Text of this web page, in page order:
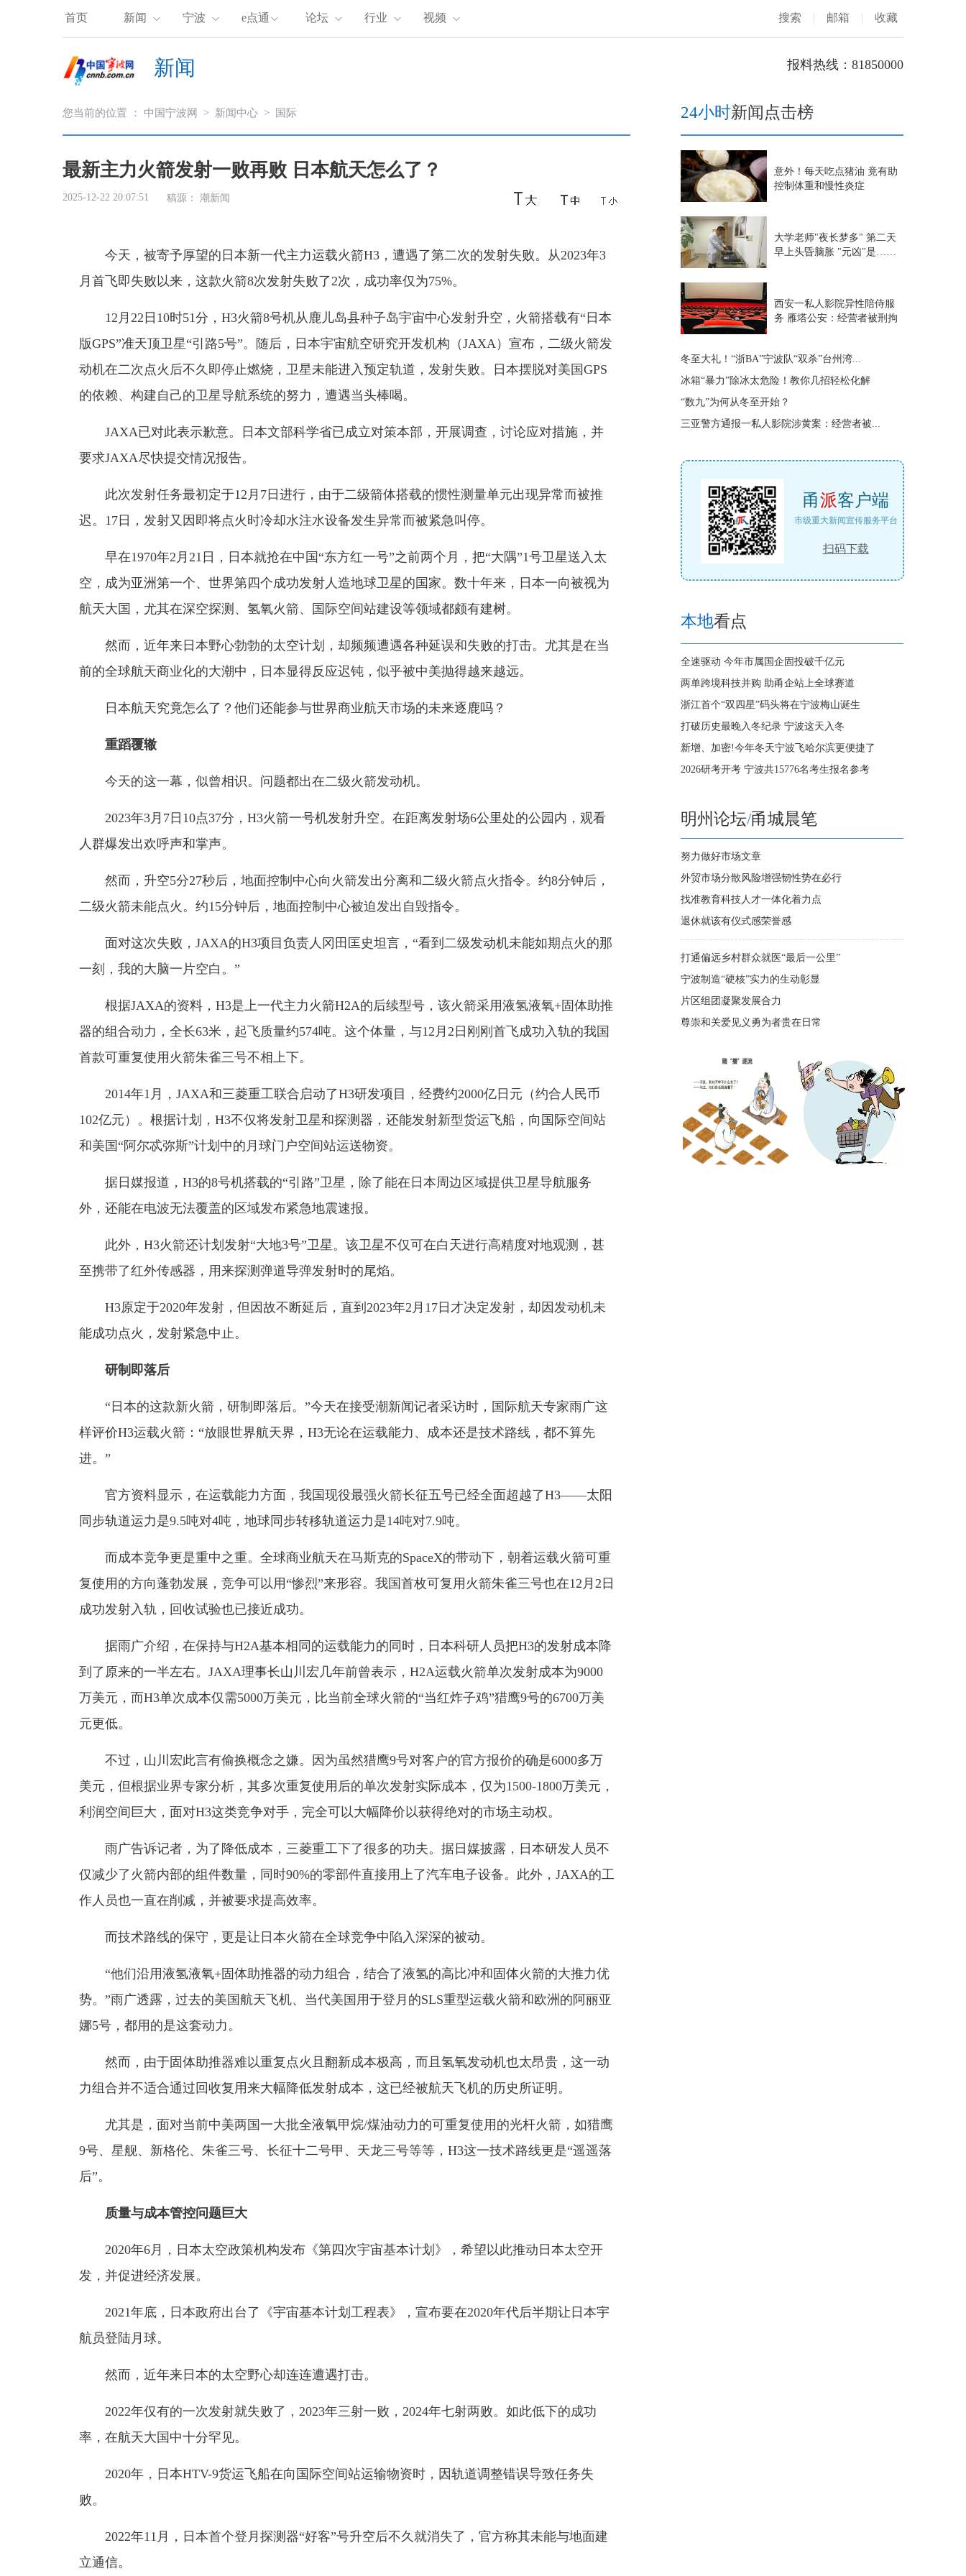
首页 新闻 宁波 e点通 论坛 行业 视频 搜索 | 邮箱 | 收藏
新闻 报料热线：81850000
您当前的位置 ： 中国宁波网 > 新闻中心 > 国际
最新主力火箭发射一败再败 日本航天怎么了？
2025-12-22 20:07:51 稿源： 潮新闻
今天，被寄予厚望的日本新一代主力运载火箭H3，遭遇了第二次的发射失败。从2023年3
月首飞即失败以来，这款火箭8次发射失败了2次，成功率仅为75%。
12月22日10时51分，H3火箭8号机从鹿儿岛县种子岛宇宙中心发射升空，火箭搭载有“日本
版GPS”准天顶卫星“引路5号”。随后，日本宇宙航空研究开发机构（JAXA）宣布，二级火箭发
动机在二次点火后不久即停止燃烧，卫星未能进入预定轨道，发射失败。日本摆脱对美国GPS
的依赖、构建自己的卫星导航系统的努力，遭遇当头棒喝。
JAXA已对此表示歉意。日本文部科学省已成立对策本部，开展调查，讨论应对措施，并
要求JAXA尽快提交情况报告。
此次发射任务最初定于12月7日进行，由于二级箭体搭载的惯性测量单元出现异常而被推
迟。17日，发射又因即将点火时冷却水注水设备发生异常而被紧急叫停。
早在1970年2月21日，日本就抢在中国“东方红一号”之前两个月，把“大隅”1号卫星送入太
空，成为亚洲第一个、世界第四个成功发射人造地球卫星的国家。数十年来，日本一向被视为
航天大国，尤其在深空探测、氢氧火箭、国际空间站建设等领域都颇有建树。
然而，近年来日本野心勃勃的太空计划，却频频遭遇各种延误和失败的打击。尤其是在当
前的全球航天商业化的大潮中，日本显得反应迟钝，似乎被中美抛得越来越远。
日本航天究竟怎么了？他们还能参与世界商业航天市场的未来逐鹿吗？
重蹈覆辙
今天的这一幕，似曾相识。问题都出在二级火箭发动机。
2023年3月7日10点37分，H3火箭一号机发射升空。在距离发射场6公里处的公园内，观看
人群爆发出欢呼声和掌声。
然而，升空5分27秒后，地面控制中心向火箭发出分离和二级火箭点火指令。约8分钟后，
二级火箭未能点火。约15分钟后，地面控制中心被迫发出自毁指令。
面对这次失败，JAXA的H3项目负责人冈田匡史坦言，“看到二级发动机未能如期点火的那
一刻，我的大脑一片空白。”
根据JAXA的资料，H3是上一代主力火箭H2A的后续型号，该火箭采用液氢液氧+固体助推
器的组合动力，全长63米，起飞质量约574吨。这个体量，与12月2日刚刚首飞成功入轨的我国
首款可重复使用火箭朱雀三号不相上下。
2014年1月，JAXA和三菱重工联合启动了H3研发项目，经费约2000亿日元（约合人民币
102亿元）。根据计划，H3不仅将发射卫星和探测器，还能发射新型货运飞船，向国际空间站
和美国“阿尔忒弥斯”计划中的月球门户空间站运送物资。
据日媒报道，H3的8号机搭载的“引路”卫星，除了能在日本周边区域提供卫星导航服务
外，还能在电波无法覆盖的区域发布紧急地震速报。
此外，H3火箭还计划发射“大地3号”卫星。该卫星不仅可在白天进行高精度对地观测，甚
至携带了红外传感器，用来探测弹道导弹发射时的尾焰。
H3原定于2020年发射，但因故不断延后，直到2023年2月17日才决定发射，却因发动机未
能成功点火，发射紧急中止。
研制即落后
“日本的这款新火箭，研制即落后。”今天在接受潮新闻记者采访时，国际航天专家雨广这
样评价H3运载火箭：“放眼世界航天界，H3无论在运载能力、成本还是技术路线，都不算先
进。”
官方资料显示，在运载能力方面，我国现役最强火箭长征五号已经全面超越了H3——太阳
同步轨道运力是9.5吨对4吨，地球同步转移轨道运力是14吨对7.9吨。
而成本竞争更是重中之重。全球商业航天在马斯克的SpaceX的带动下，朝着运载火箭可重
复使用的方向蓬勃发展，竞争可以用“惨烈”来形容。我国首枚可复用火箭朱雀三号也在12月2日
成功发射入轨，回收试验也已接近成功。
据雨广介绍，在保持与H2A基本相同的运载能力的同时，日本科研人员把H3的发射成本降
到了原来的一半左右。JAXA理事长山川宏几年前曾表示，H2A运载火箭单次发射成本为9000
万美元，而H3单次成本仅需5000万美元，比当前全球火箭的“当红炸子鸡”猎鹰9号的6700万美
元更低。
不过，山川宏此言有偷换概念之嫌。因为虽然猎鹰9号对客户的官方报价的确是6000多万
美元，但根据业界专家分析，其多次重复使用后的单次发射实际成本，仅为1500-1800万美元，
利润空间巨大，面对H3这类竞争对手，完全可以大幅降价以获得绝对的市场主动权。
雨广告诉记者，为了降低成本，三菱重工下了很多的功夫。据日媒披露，日本研发人员不
仅减少了火箭内部的组件数量，同时90%的零部件直接用上了汽车电子设备。此外，JAXA的工
作人员也一直在削减，并被要求提高效率。
而技术路线的保守，更是让日本火箭在全球竞争中陷入深深的被动。
“他们沿用液氢液氧+固体助推器的动力组合，结合了液氢的高比冲和固体火箭的大推力优
势。”雨广透露，过去的美国航天飞机、当代美国用于登月的SLS重型运载火箭和欧洲的阿丽亚
娜5号，都用的是这套动力。
然而，由于固体助推器难以重复点火且翻新成本极高，而且氢氧发动机也太昂贵，这一动
力组合并不适合通过回收复用来大幅降低发射成本，这已经被航天飞机的历史所证明。
尤其是，面对当前中美两国一大批全液氧甲烷/煤油动力的可重复使用的光杆火箭，如猎鹰
9号、星舰、新格伦、朱雀三号、长征十二号甲、天龙三号等等，H3这一技术路线更是“遥遥落
后”。
质量与成本管控问题巨大
2020年6月，日本太空政策机构发布《第四次宇宙基本计划》，希望以此推动日本太空开
发，并促进经济发展。
2021年底，日本政府出台了《宇宙基本计划工程表》，宣布要在2020年代后半期让日本宇
航员登陆月球。
然而，近年来日本的太空野心却连连遭遇打击。
2022年仅有的一次发射就失败了，2023年三射一败，2024年七射两败。如此低下的成功
率，在航天大国中十分罕见。
2020年，日本HTV-9货运飞船在向国际空间站运输物资时，因轨道调整错误导致任务失
败。
2022年11月，日本首个登月探测器“好客”号升空后不久就消失了，官方称其未能与地面建
立通信。
24小时新闻点击榜
意外！每天吃点猪油 竟有助
控制体重和慢性炎症
大学老师"夜长梦多" 第二天
早上头昏脑胀 "元凶"是……
西安一私人影院异性陪侍服
务 雁塔公安：经营者被刑拘
冬至大礼！“浙BA”宁波队“双杀”台州湾...
冰箱“暴力”除冰太危险！教你几招轻松化解
“数九”为何从冬至开始？
三亚警方通报一私人影院涉黄案：经营者被...
甬派客户端
市级重大新闻宣传服务平台
扫码下载
本地看点
全速驱动 今年市属国企固投破千亿元
两单跨境科技并购 助甬企站上全球赛道
浙江首个“双四星”码头将在宁波梅山诞生
打破历史最晚入冬纪录 宁波这天入冬
新增、加密!今年冬天宁波飞哈尔滨更便捷了
2026研考开考 宁波共15776名考生报名参考
明州论坛/甬城晨笔
努力做好市场文章
外贸市场分散风险增强韧性势在必行
找准教育科技人才一体化着力点
退休就该有仪式感荣誉感
打通偏远乡村群众就医“最后一公里”
宁波制造“硬核”实力的生动彰显
片区组团凝聚发展合力
尊崇和关爱见义勇为者贵在日常